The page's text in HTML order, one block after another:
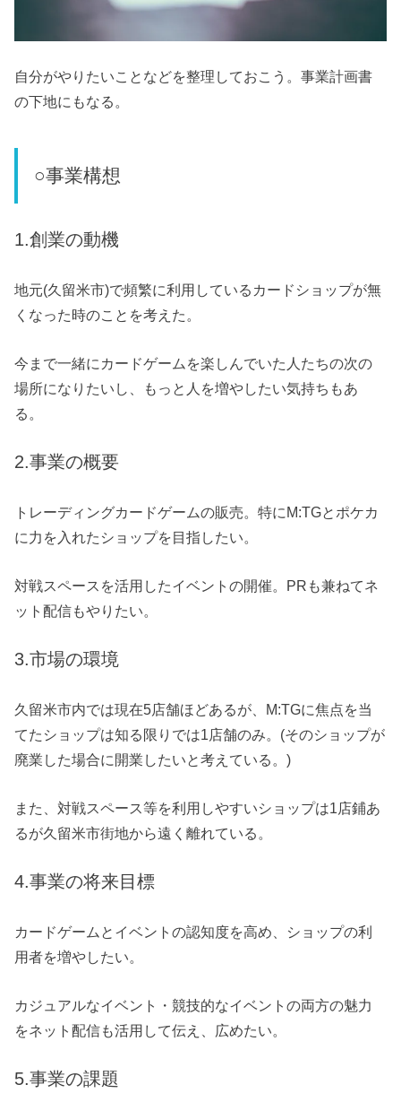
自分がやりたいことなどを整理しておこう。事業計画書
の下地にもなる。
○事業構想
1.創業の動機
地元(久留米市)で頻繁に利用しているカードショップが無
くなった時のことを考えた。
今まで一緒にカードゲームを楽しんでいた人たちの次の
場所になりたいし、もっと人を増やしたい気持ちもあ
る。
2.事業の概要
トレーディングカードゲームの販売。特にM:TGとポケカ
に力を入れたショップを目指したい。
対戦スペースを活用したイベントの開催。PRも兼ねてネ
ット配信もやりたい。
3.市場の環境
久留米市内では現在5店舗ほどあるが、M:TGに焦点を当
てたショップは知る限りでは1店舗のみ。 (そのショップが
廃業した場合に開業したいと考えている。)
また、対戦スペース等を利用しやすいショップは1店鋪あ
るが久留米市街地から遠く離れている。
4.事業の将来目標
カードゲームとイベントの認知度を高め、ショップの利
用者を増やしたい。
カジュアルなイベント・競技的なイベントの両方の魅力
をネット配信も活用して伝え、広めたい。
5.事業の課題